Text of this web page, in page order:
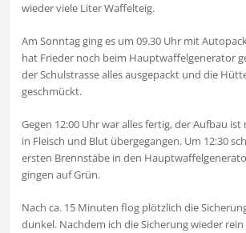
wieder viele Liter Waffelteig.
Am Sonntag ging es um 09.30 Uhr mit
hat Frieder noch beim Hauptwaffelgenerator
der Schulstrasse alles ausgepackt und die
geschmückt.
Gegen 12:00 Uhr war alles fertig, der Aufbau
in Fleisch und Blut übergegangen. Um 12:30
ersten Brennstäbe in den
gingen auf Grün.
Nach ca. 15 Minuten flog plötzlich die
dunkel. Nachdem ich die Sicherung wieder